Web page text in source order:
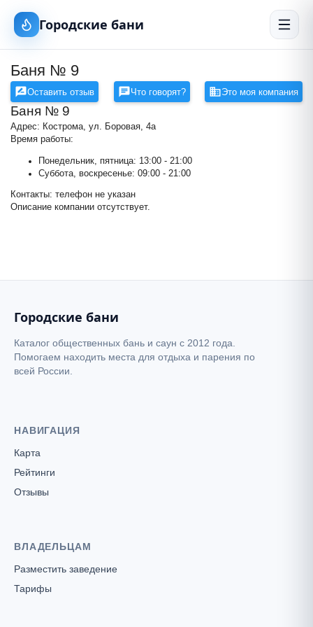
Городские бани
Баня № 9
Оставить отзыв Что говорят? Это моя компания
Баня № 9
Адрес: Кострома, ул. Боровая, 4а
Время работы:
Понедельник, пятница: 13:00 - 21:00
Суббота, воскресенье: 09:00 - 21:00
Контакты: телефон не указан
Описание компании отсутствует.
Городские бани
Каталог общественных бань и саун с 2012 года.
Помогаем находить места для отдыха и парения по
всей России.
НАВИГАЦИЯ
Карта
Рейтинги
Отзывы
ВЛАДЕЛЬЦАМ
Разместить заведение
Тарифы